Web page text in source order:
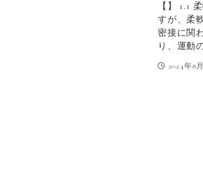
【】 1.1
すが、柔
密接に関
り、運動
2024年8